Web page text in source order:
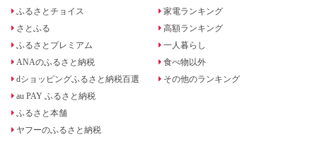
ふるさとチョイス
さとふる
ふるさとプレミアム
ANAのふるさと納税
dショッピングふるさと納税百選
au PAY ふるさと納税
ふるさと本舗
ヤフーのふるさと納税
家電ランキング
高額ランキング
一人暮らし
食べ物以外
その他のランキング